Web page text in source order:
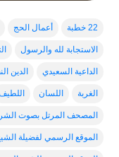
22 خطبة أعمال الحج
الاستجابة لله والرسول
الداعية السعيدي الدين
الغربة اللسان
المصحف المرتل بصوت
الموقع الرسمي لفضيلة